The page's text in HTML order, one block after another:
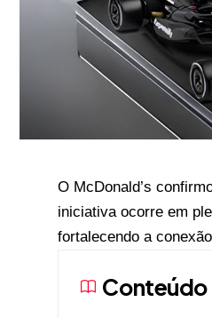
O McDonald’s
iniciativa ocorre em
fortalecendo a
Conteúdo